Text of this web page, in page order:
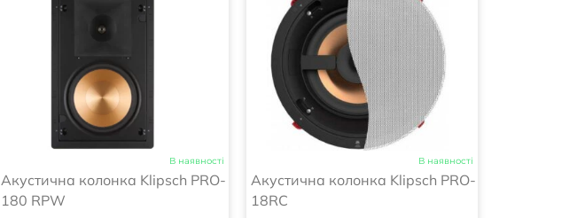
В наявності
Акустична колонка Klipsch PRO-
180 RPW
В наявності
Акустична колонка Klipsch PRO-
18RC